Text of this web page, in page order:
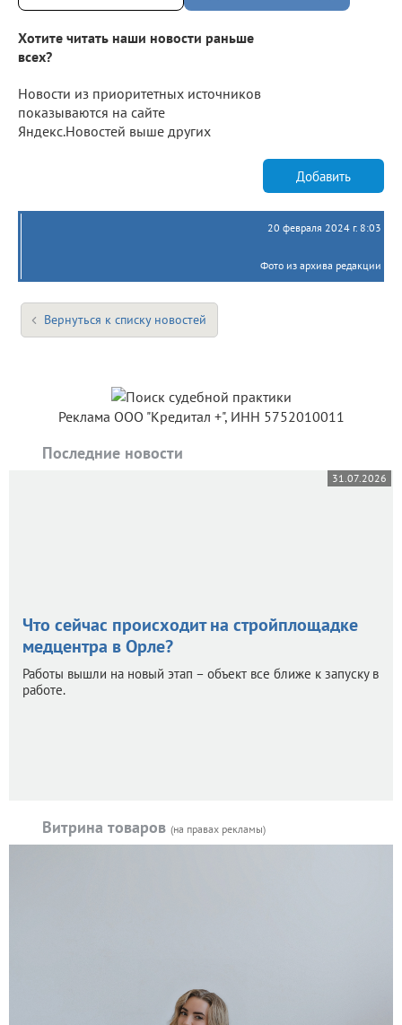
Хотите читать наши новости раньше
всех?
Новости из приоритетных источников
показываются на сайте
Яндекс.Новостей выше других
Добавить
20 февраля 2024 г. 8:03
Фото из архива редакции
Вернуться к списку новостей
Реклама ООО "Кредитал +", ИНН 5752010011
Последние новости
31.07.2026
Что сейчас происходит на стройплощадке
медцентра в Орле?
Работы вышли на новый этап – объект все ближе к запуску в
работе.
Витрина товаров (на правах рекламы)